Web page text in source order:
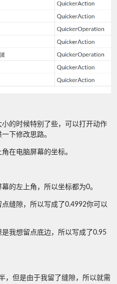
的时候特别了些，可以打开动作
下修改思路。
在电脑屏幕的坐标。
的左上角，所以坐标都为0。
缝隙，所以写成了0.4992你可以
我想留点底边，所以写成了0.95
，但是由于我留了缝隙，所以就需